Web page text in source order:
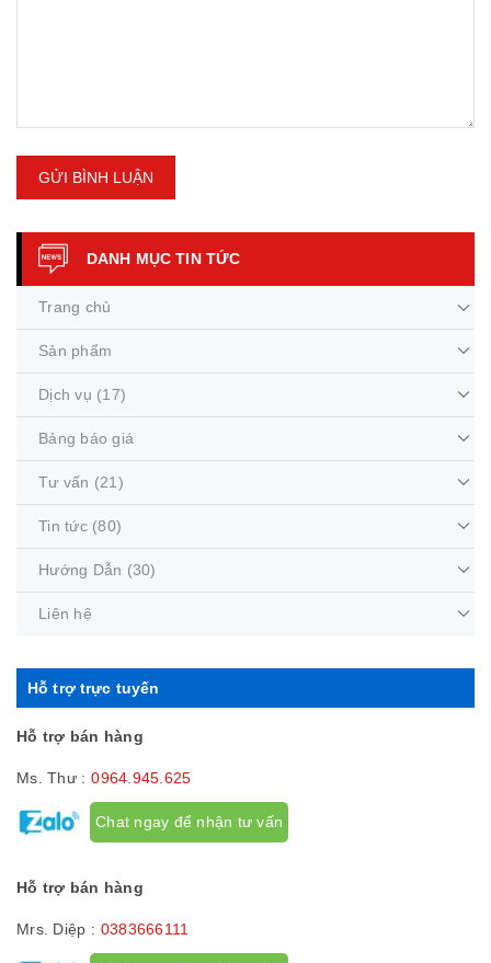
GỬI BÌNH LUẬN
DANH MỤC TIN TỨC
Trang chủ
Sản phẩm
Dịch vụ (17)
Bảng báo giá
Tư vấn (21)
Tin tức (80)
Hướng Dẫn (30)
Liên hệ
Hỗ trợ trực tuyến
Hỗ trợ bán hàng
Ms. Thư : 0964.945.625
Chat ngay để nhận tư vấn
Hỗ trợ bán hàng
Mrs. Diệp : 0383666111